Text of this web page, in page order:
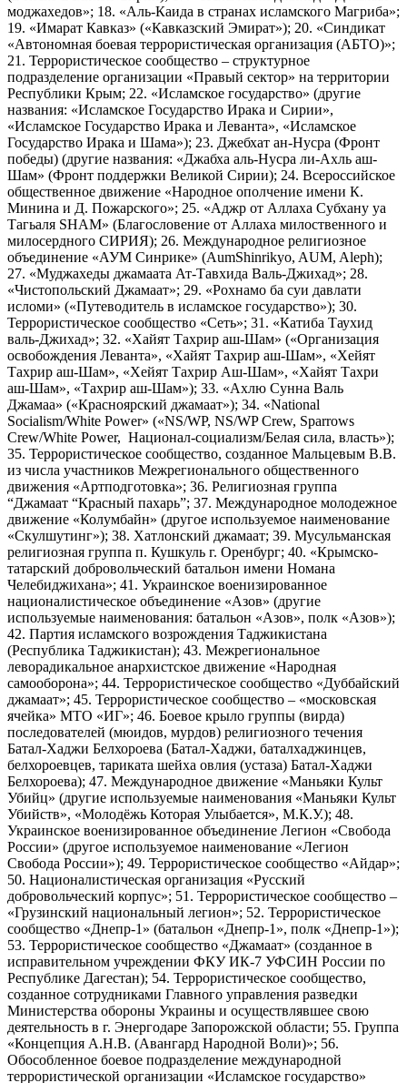
моджахедов»; 18. «Аль-Каида в странах исламского Магриба»;
19. «Имарат Кавказ» («Кавказский Эмират»); 20. «Синдикат
«Автономная боевая террористическая организация (АБТО)»;
21. Террористическое сообщество – структурное
подразделение организации «Правый сектор» на территории
Республики Крым; 22. «Исламское государство» (другие
названия: «Исламское Государство Ирака и Сирии»,
«Исламское Государство Ирака и Леванта», «Исламское
Государство Ирака и Шама»); 23. Джебхат ан-Нусра (Фронт
победы) (другие названия: «Джабха аль-Нусра ли-Ахль аш-
Шам» (Фронт поддержки Великой Сирии); 24. Всероссийское
общественное движение «Народное ополчение имени К.
Минина и Д. Пожарского»; 25. «Аджр от Аллаха Субхану уа
Тагьаля SHAM» (Благословение от Аллаха милоственного и
милосердного СИРИЯ); 26. Международное религиозное
объединение «АУМ Синрике» (AumShinrikyo, AUM, Aleph);
27. «Муджахеды джамаата Ат-Тавхида Валь-Джихад»; 28.
«Чистопольский Джамаат»; 29. «Рохнамо ба суи давлати
исломи» («Путеводитель в исламское государство»); 30.
Террористическое сообщество «Сеть»; 31. «Катиба Таухид
валь-Джихад»; 32. «Хайят Тахрир аш-Шам» («Организация
освобождения Леванта», «Хайят Тахрир аш-Шам», «Хейят
Тахрир аш-Шам», «Хейят Тахрир Аш-Шам», «Хайят Тахри
аш-Шам», «Тахрир аш-Шам»); 33. «Ахлю Сунна Валь
Джамаа» («Красноярский джамаат»); 34. «National
Socialism/White Power» («NS/WP, NS/WP Crew, Sparrows
Crew/White Power, Национал-социализм/Белая сила, власть»);
35. Террористическое сообщество, созданное Мальцевым В.В.
из числа участников Межрегионального общественного
движения «Артподготовка»; 36. Религиозная группа
“Джамаат “Красный пахарь”; 37. Международное молодежное
движение «Колумбайн» (другое используемое наименование
«Скулшутинг»); 38. Хатлонский джамаат; 39. Мусульманская
религиозная группа п. Кушкуль г. Оренбург; 40. «Крымско-
татарский добровольческий батальон имени Номана
Челебиджихана»; 41. Украинское военизированное
националистическое объединение «Азов» (другие
используемые наименования: батальон «Азов», полк «Азов»);
42. Партия исламского возрождения Таджикистана
(Республика Таджикистан); 43. Межрегиональное
леворадикальное анархистское движение «Народная
самооборона»; 44. Террористическое сообщество «Дуббайский
джамаат»; 45. Террористическое сообщество – «московская
ячейка» МТО «ИГ»; 46. Боевое крыло группы (вирда)
последователей (мюидов, мурдов) религиозного течения
Батал-Хаджи Белхороева (Батал-Хаджи, баталхаджинцев,
белхороевцев, тариката шейха овлия (устаза) Батал-Хаджи
Белхороева); 47. Международное движение «Маньяки Культ
Убийц» (другие используемые наименования «Маньяки Культ
Убийств», «Молодёжь Которая Улыбается», М.К.У.); 48.
Украинское военизированное объединение Легион «Свобода
России» (другое используемое наименование «Легион
Свобода России»); 49. Террористическое сообщество «Айдар»;
50. Националистическая организация «Русский
добровольческий корпус»; 51. Террористическое сообщество –
«Грузинский национальный легион»; 52. Террористическое
сообщество «Днепр-1» (батальон «Днепр-1», полк «Днепр-1»);
53. Террористическое сообщество «Джамаат» (созданное в
исправительном учреждении ФКУ ИК-7 УФСИН России по
Республике Дагестан); 54. Террористическое сообщество,
созданное сотрудниками Главного управления разведки
Министерства обороны Украины и осуществлявшее свою
деятельность в г. Энергодаре Запорожской области; 55. Группа
«Концепция А.Н.В. (Авангард Народной Воли)»; 56.
Обособленное боевое подразделение международной
террористической организации «Исламское государство»